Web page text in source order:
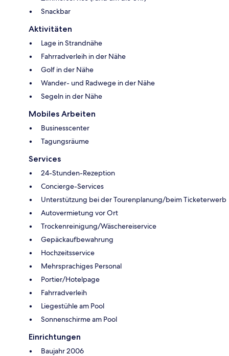
Snackbar
Aktivitäten
Lage in Strandnähe
Fahrradverleih in der Nähe
Golf in der Nähe
Wander- und Radwege in der Nähe
Segeln in der Nähe
Mobiles Arbeiten
Businesscenter
Tagungsräume
Services
24-Stunden-Rezeption
Concierge-Services
Unterstützung bei der Tourenplanung/beim Ticketerwerb
Autovermietung vor Ort
Trockenreinigung/Wäschereiservice
Gepäckaufbewahrung
Hochzeitsservice
Mehrsprachiges Personal
Portier/Hotelpage
Fahrradverleih
Liegestühle am Pool
Sonnenschirme am Pool
Einrichtungen
Baujahr 2006